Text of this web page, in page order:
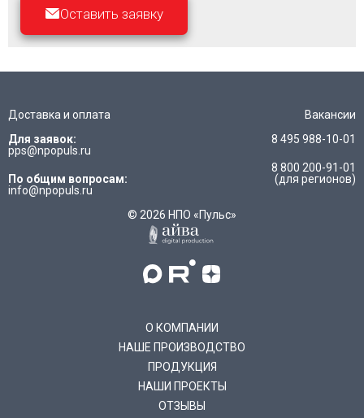
Оставить заявку
Доставка и оплата
Вакансии
Для заявок:
pps@npopuls.ru
По общим вопросам:
info@npopuls.ru
8 495 988-10-01
8 800 200-91-01
(для регионов)
© 2026 НПО «Пульс»
О КОМПАНИИ
НАШЕ ПРОИЗВОДСТВО
ПРОДУКЦИЯ
НАШИ ПРОЕКТЫ
ОТЗЫВЫ